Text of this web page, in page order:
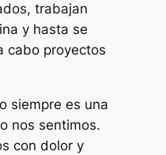
trabajan
y hasta se
cabo proyectos
siempre es una
nos sentimos.
con dolor y